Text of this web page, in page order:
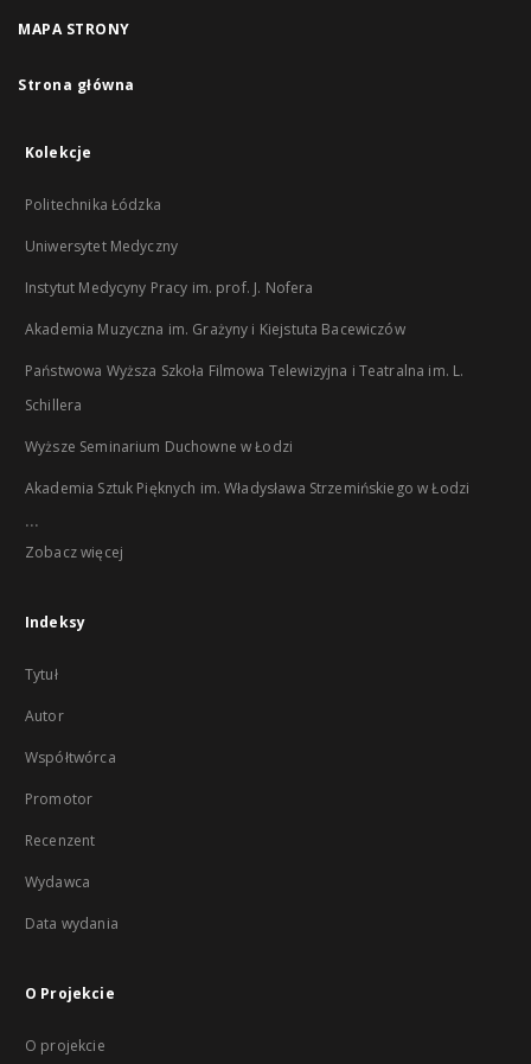
MAPA STRONY
Strona główna
Kolekcje
Politechnika Łódzka
Uniwersytet Medyczny
Instytut Medycyny Pracy im. prof. J. Nofera
Akademia Muzyczna im. Grażyny i Kiejstuta Bacewiczów
Państwowa Wyższa Szkoła Filmowa Telewizyjna i Teatralna im. L.
Schillera
Wyższe Seminarium Duchowne w Łodzi
Akademia Sztuk Pięknych im. Władysława Strzemińskiego w Łodzi
...
Zobacz więcej
Indeksy
Tytuł
Autor
Współtwórca
Promotor
Recenzent
Wydawca
Data wydania
O Projekcie
O projekcie